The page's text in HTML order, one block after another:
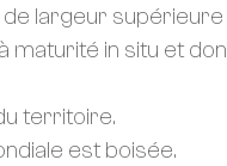
largeur
maturité in situ et
territoire.
est boisée.